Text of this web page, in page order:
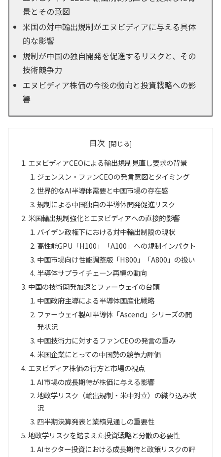
景とその意図
米国の対中輸出規制がエヌビディアに与える具体
的な影響
規制が中国の独自開発を促進するリスクと、その
技術競争力
エヌビディア株価の今後の動向と投資戦略への影
響
目次
エヌビディアCEOによる輸出規制見直し要求の背景
ジェンスン・ファンCEOの発言意図とタイミング
世界的なAI半導体需要と中国市場の存在感
規制による中国独自の半導体開発促進リスク
米国輸出規制強化とエヌビディアへの直接的影響
バイデン政権下における対中輸出制限の現状
高性能GPU「H100」「A100」への規制インパクト
中国市場向け性能調整版「H800」「A800」の扱い
半導体サプライチェーン再編の動向
中国の技術開発加速とファーウェイの台頭
中国政府主導による半導体国産化戦略
ファーウェイ製AI半導体「Ascend」シリーズの開
発状況
中国技術力に対するファンCEOの発言の重み
米国企業にとっての中国勢の競争力評価
エヌビディア株価の行方と市場の視点
AI市場の成長期待が株価に与える影響
地政学リスク（輸出規制・米中対立）の織り込み状
況
四半期決算発表と業績見通しの重要性
地政学リスクを踏まえた投資戦略と分散の必要性
AIセクター投資における成長期待と政策リスクの評